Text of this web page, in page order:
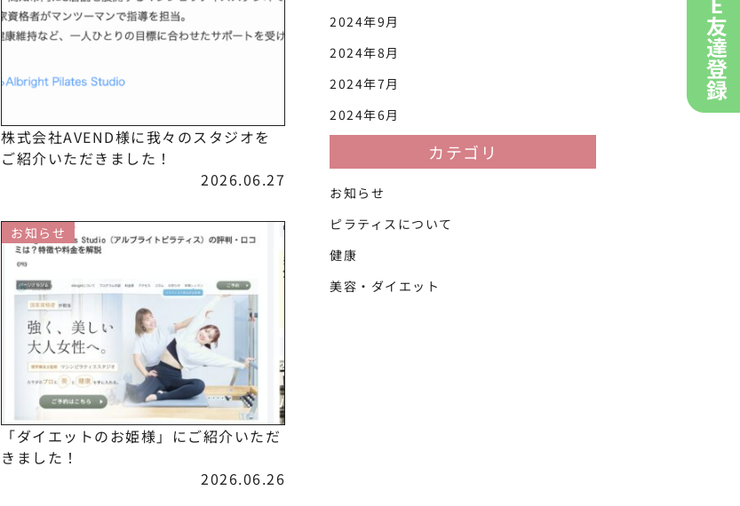
株式会社AVEND様に我々のスタジオを
ご紹介いただきました！
2026.06.27
お知らせ
「ダイエットのお姫様」にご紹介いただ
きました！
2026.06.26
2024年9月
2024年8月
2024年7月
2024年6月
カテゴリ
お知らせ
ピラティスについて
健康
美容・ダイエット